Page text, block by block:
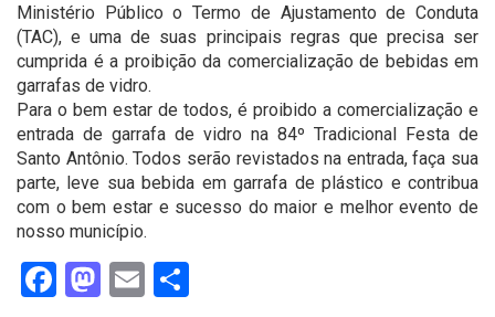
Ministério Público o Termo de Ajustamento de Conduta
(TAC), e uma de suas principais regras que precisa ser
cumprida é a proibição da comercialização de bebidas em
garrafas de vidro.
Para o bem estar de todos, é proibido a comercialização e
entrada de garrafa de vidro na 84º Tradicional Festa de
Santo Antônio. Todos serão revistados na entrada, faça sua
parte, leve sua bebida em garrafa de plástico e contribua
com o bem estar e sucesso do maior e melhor evento de
nosso município.
Facebook
Mastodon
Email